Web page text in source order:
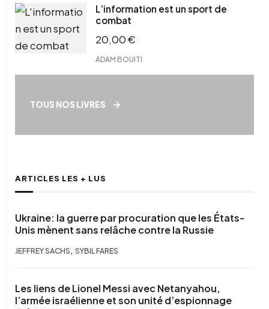
L’information est un sport de
combat
20,00€
ADAM BOUITI
TOUS NOS LIVRES
ARTICLES LES + LUS
Ukraine: la guerre par procuration que les États-
Unis mènent sans relâche contre la Russie
JEFFREY SACHS , SYBIL FARES
Les liens de Lionel Messi avec Netanyahou,
l’armée israélienne et son unité d’espionnage